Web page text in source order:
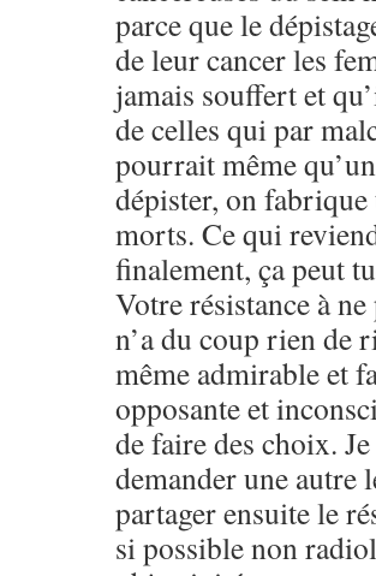
parce que le
de leur cancer les
jamais souffert et
de celles qui par
pourrait même
dépister, on
morts. Ce qui
finalement, ça peut
Votre résistance à
n’a du coup rien de
même admirable et
opposante et
de faire des choix.
demander une autre
partager ensuite le
si possible non